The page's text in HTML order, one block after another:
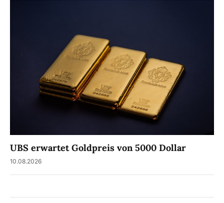
UBS erwartet Goldpreis von 5000 Dollar
10.08.2026